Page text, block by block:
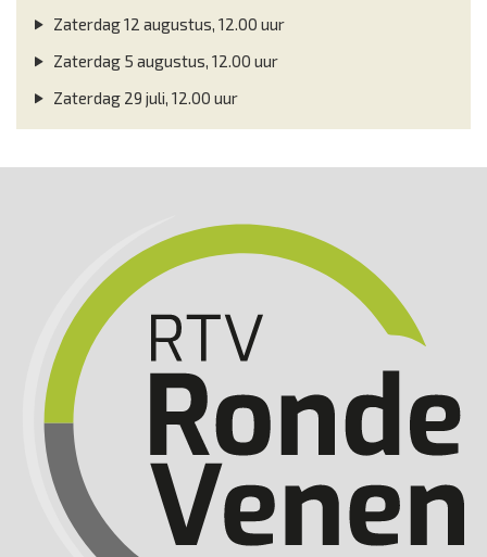
Zaterdag 12 augustus, 12.00 uur
Zaterdag 5 augustus, 12.00 uur
Zaterdag 29 juli, 12.00 uur